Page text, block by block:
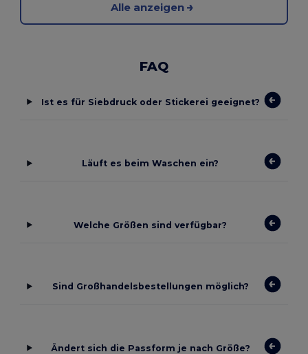
Alle anzeigen
FAQ
Ist es für Siebdruck oder Stickerei geeignet?
Läuft es beim Waschen ein?
Welche Größen sind verfügbar?
Sind Großhandelsbestellungen möglich?
Ändert sich die Passform je nach Größe?